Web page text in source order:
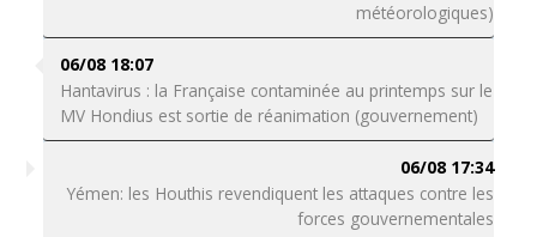
météorologiques)
06/08 18:07
Hantavirus : la Française contaminée au printemps sur le
MV Hondius est sortie de réanimation (gouvernement)
06/08 17:34
Yémen: les Houthis revendiquent les attaques contre les
forces gouvernementales